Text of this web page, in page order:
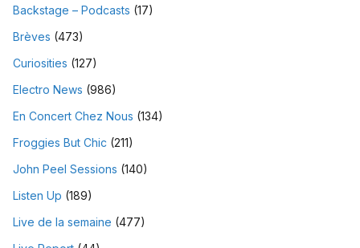
Backstage – Podcasts (17)
Brèves (473)
Curiosities (127)
Electro News (986)
En Concert Chez Nous (134)
Froggies But Chic (211)
John Peel Sessions (140)
Listen Up (189)
Live de la semaine (477)